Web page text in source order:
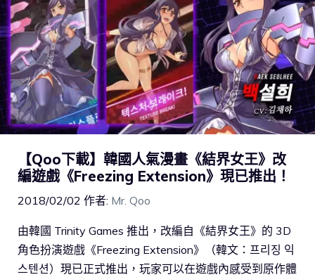
【Qoo下載】韓國人氣漫畫《結界女王》改
編遊戲《Freezing Extension》現已推出！
2018/02/02 作者: Mr. Qoo
由韓國 Trinity Games 推出，改編自《結界女王》的 3D
角色扮演遊戲《Freezing Extension》（韓文：프리징 익
스텐션）現已正式推出，玩家可以在遊戲內感受到原作體